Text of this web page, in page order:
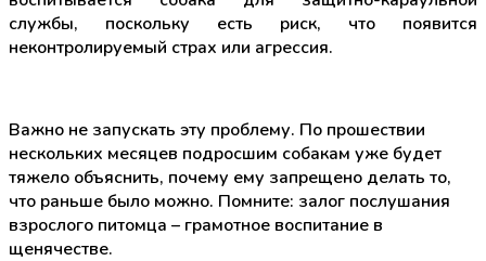
службы, поскольку есть риск, что появится
неконтролируемый страх или агрессия.
Важно не запускать эту проблему. По прошествии
нескольких месяцев подросшим собакам уже будет
тяжело объяснить, почему ему запрещено делать то,
что раньше было можно. Помните: залог послушания
взрослого питомца – грамотное воспитание в
щенячестве.